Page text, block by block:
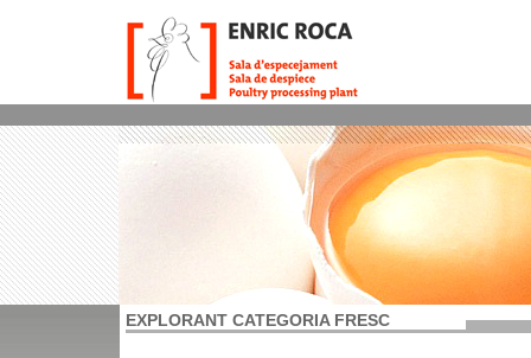
EXPLORANT CATEGORIA FRESC